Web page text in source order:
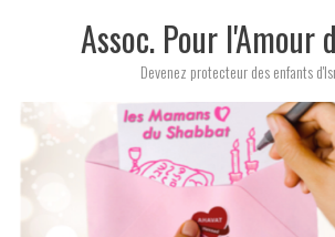
Assoc. Pour l'Amour
Devenez protecteur des enfants